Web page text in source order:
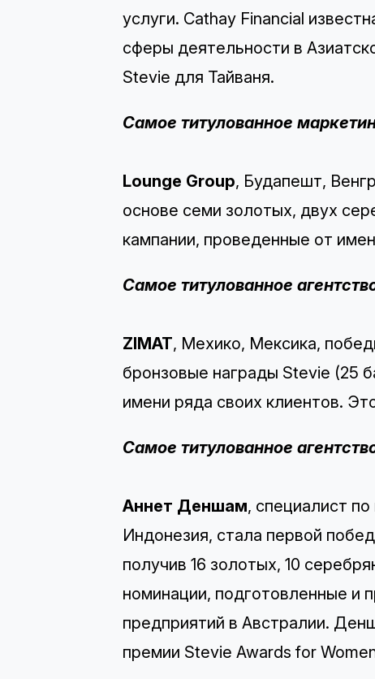
услуги. Cathay Financial
сферы деятельности в
Stevie для Тайваня.
Самое титулованное
Lounge Group, Будапешт,
основе семи золотых, двух
кампании, проведенные от
Самое титулованное
ZIMAT, Мехико, Мексика,
бронзовые награды Stevie (25
имени ряда своих клиентов.
Самое титулованное
Аннет Деншам, специалист
Индонезия, стала первой
получив 16 золотых, 10
номинации, подготовленные и
предприятий в Австралии.
премии Stevie Awards for